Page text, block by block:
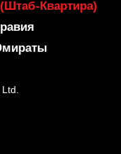
Квартира)